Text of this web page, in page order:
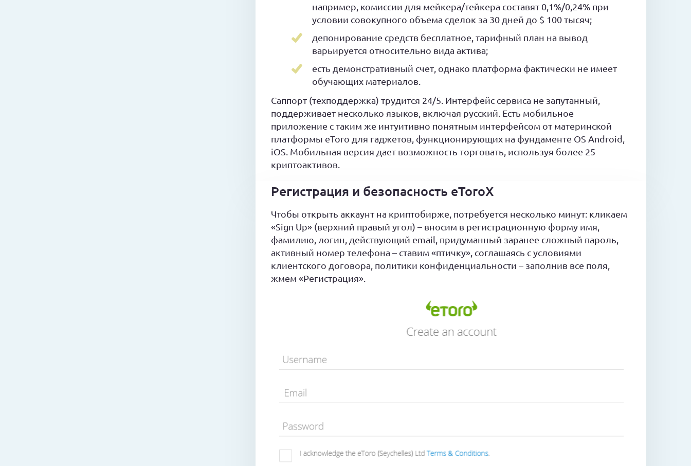
например, комиссии для мейкера/тейкера составят 0,1%/0,24% при
условии совокупного объема сделок за 30 дней до $ 100 тысяч;
депонирование средств бесплатное, тарифный план на вывод
варьируется относительно вида актива;
есть демонстративный счет, однако платформа фактически не имеет
обучающих материалов.
Саппорт (техподдержка) трудится 24/5. Интерфейс сервиса не запутанный,
поддерживает несколько языков, включая русский. Есть мобильное
приложение с таким же интуитивно понятным интерфейсом от материнской
платформы eToro для гаджетов, функционирующих на фундаменте OS Android,
iOS. Мобильная версия дает возможность торговать, используя более 25
криптоактивов.
Регистрация и безопасность eToroX
Чтобы открыть аккаунт на криптобирже, потребуется несколько минут: кликаем
«Sign Up» (верхний правый угол) – вносим в регистрационную форму имя,
фамилию, логин, действующий email, придуманный заранее сложный пароль,
активный номер телефона – ставим «птичку», соглашаясь с условиями
клиентского договора, политики конфиденциальности – заполнив все поля,
жмем «Регистрация».